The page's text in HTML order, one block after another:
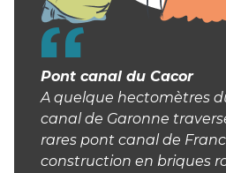
Pont canal du Cacor
A quelque hectomètres
canal de Garonne
rares pont canal de
construction en briques